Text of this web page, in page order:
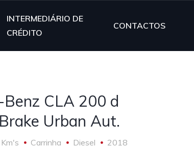
INTERMEDIÁRIO DE
CRÉDITO
CONTACTOS
Benz CLA 200 d
Urban Aut.
Carrinha Diesel 2018